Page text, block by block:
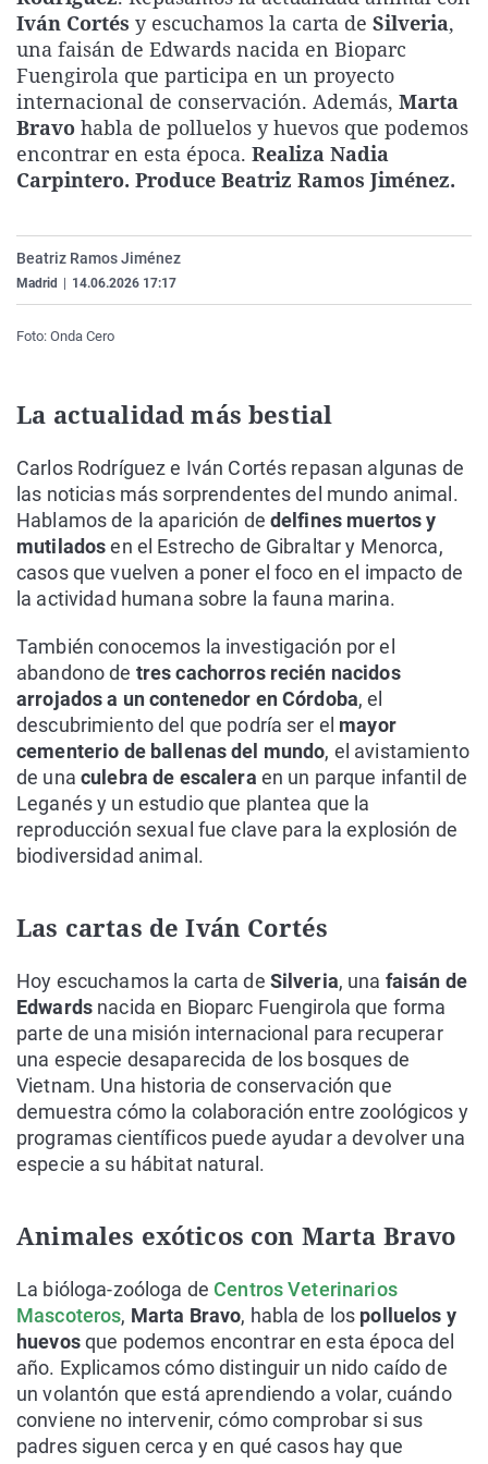
La rosa de los vientos
Gente viajera
Como el perro y el
Caso
Retornados
Equipo de
Operación Viuda
Extremadura
Galicia
La Rioja
Navarra
País Vasco
Virales
Televisión
Elecciones
Iván Cortés y escuchamos la carta de Silveria,
una faisán de Edwards nacida en Bioparc
Fuengirola que participa en un proyecto
internacional de conservación. Además, Marta
Bravo habla de polluelos y huevos que podemos
encontrar en esta época. Realiza Nadia
Carpintero. Produce Beatriz Ramos Jiménez.
Beatriz Ramos Jiménez
Madrid 14.06.2026 17:17
Foto: Onda Cero
La actualidad más bestial
Carlos Rodríguez e Iván Cortés repasan algunas de
las noticias más sorprendentes del mundo animal.
Hablamos de la aparición de delfines muertos y
mutiladosen el Estrecho de Gibraltar y Menorca,
casos que vuelven a poner el foco en el impacto de
la actividad humana sobre la fauna marina.
También conocemos la investigación por el
abandono de tres cachorros recién nacidos
arrojados a un contenedor en Córdoba, el
descubrimiento del que podría ser el mayor
cementerio de ballenas del mundo, el avistamiento
de una culebra de escalera en un parque infantil de
Leganés y un estudio que plantea que la
reproducción sexual fue clave para la explosión de
biodiversidad animal.
Las cartas de Iván Cortés
Hoy escuchamos la carta de Silveria, una faisán de
Edwardsnacida en Bioparc Fuengirola que forma
parte de una misión internacional para recuperar
una especie desaparecida de los bosques de
Vietnam. Una historia de conservación que
demuestra cómo la colaboración entre zoológicos y
programas científicos puede ayudar a devolver una
especie a su hábitat natural.
Animales exóticos con Marta Bravo
La bióloga-zoóloga de Centros Veterinarios
Mascoteros, Marta Bravo, habla de los polluelos y
huevosque podemos encontrar en esta época del
año. Explicamos cómo distinguir un nido caído de
un volantón que está aprendiendo a volar, cuándo
conviene no intervenir, cómo comprobar si sus
padres siguen cerca y en qué casos hay que